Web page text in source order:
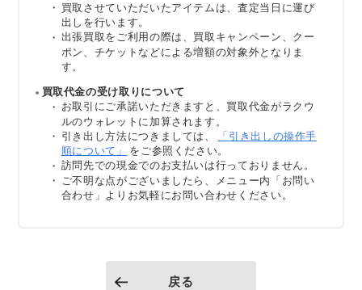
買取させていただいたアイテムは、査定当日に運び
出しを行います。
出張買取をご利用の際は、買取キャンペーン、クー
ポン、チケットなどによる増額の対象外となりま
す。
買取代金の受け取りについて
お取引にご承諾いただきますと、買取代金がラクウ
ルのウォレットに加算されます。
引き出し方法につきましては、
「引き出しの操作手
順について」
をご参照ください。
訪問先での現金でのお支払いは行っておりません。
ご不明な点がございましたら、メニュー内「お問い
合わせ」よりお気軽にお問い合わせください。
戻る